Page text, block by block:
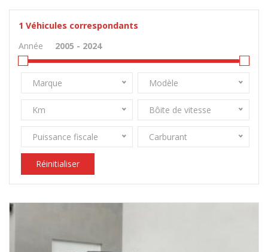
1 Véhicules correspondants
Année
Marque Modèle
Km Bôite de vitesse
Puissance fiscale Carburant
Réinitialiser